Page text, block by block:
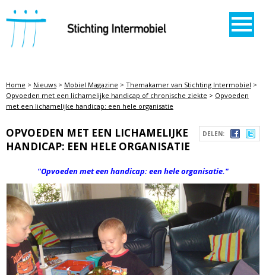
STICHTING INTERMOBIEL
Home > Nieuws > Mobiel Magazine > Themakamer van Stichting Intermobiel >
Opvoeden met een lichamelijke handicap of chronische ziekte > Opvoeden
met een lichamelijke handicap: een hele organisatie
DELEN:
OPVOEDEN MET EEN LICHAMELIJKE
HANDICAP: EEN HELE ORGANISATIE
"Opvoeden met een handicap: een hele organisatie."